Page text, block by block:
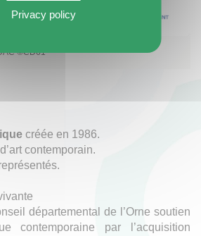
©CD61
créée en 1986.
contemporain.
départemental de l’Orne soutien
contemporaine par l’acquisition
Privacy policy